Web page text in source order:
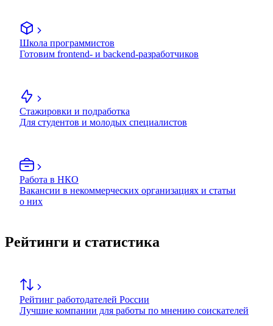
Школа программистов
Готовим frontend- и backend-разработчиков
Стажировки и подработка
Для студентов и молодых специалистов
Работа в НКО
Вакансии в некоммерческих организациях и статьи
о них
Рейтинги и статистика
Рейтинг работодателей России
Лучшие компании для работы по мнению соискателей